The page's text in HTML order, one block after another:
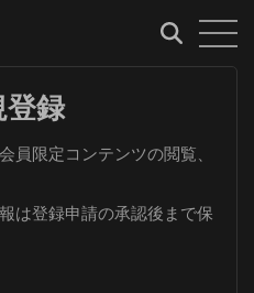
登録
員限定コンテンツの閲覧、
は登録申請の承認後まで保